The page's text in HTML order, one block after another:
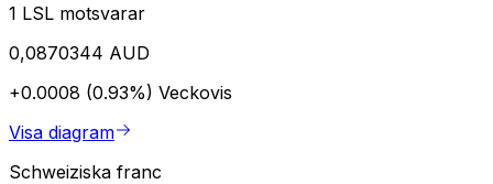
1 LSL motsvarar
0,0870344 AUD
+0.0008 (0.93%) Veckovis
Visa diagram
Schweiziska franc